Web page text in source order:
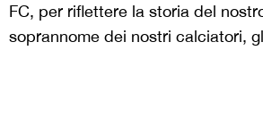
FC, per riflettere la storia del
soprannome dei nostri calciatori,